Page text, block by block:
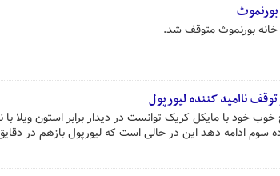
خانه بورنموث متوقف شد.
ناامید کننده لیورپول
خوب خود با مایکل کریک توانست در دیدار برابر استون ویلا
سوم ادامه دهد این در حالی است که لیورپول بازهم در